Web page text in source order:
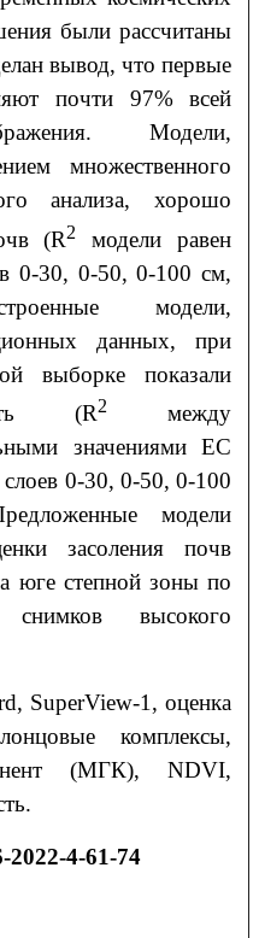
были рассчитаны
вывод, что первые
почти 97% всей
Модели,
множественного
анализа, хорошо
(R2
модели равен
0-30, 0-50, 0-100 см,
модели,
данных, при
выборке показали
(R2между
значениями ЕС
0-30, 0-50, 0-100
модели
засоления почв
юге степной зоны по
высокого
SuperView-1, оценка
комплексы,
(МГК), NDVI,
2022-4-61-74